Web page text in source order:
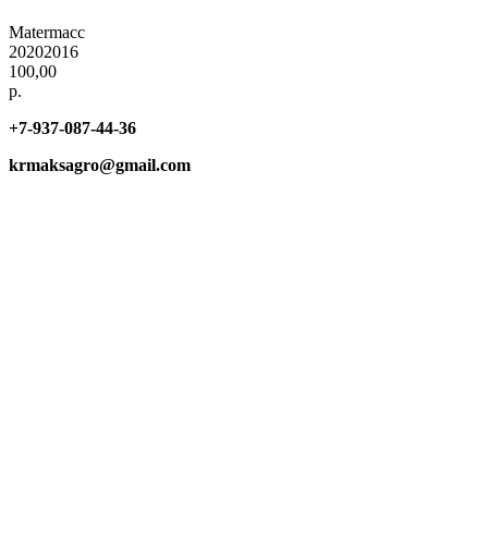
Matermacc
20202016
100,00
р.
+7-937-087-44-36
krmaksagro@gmail.com